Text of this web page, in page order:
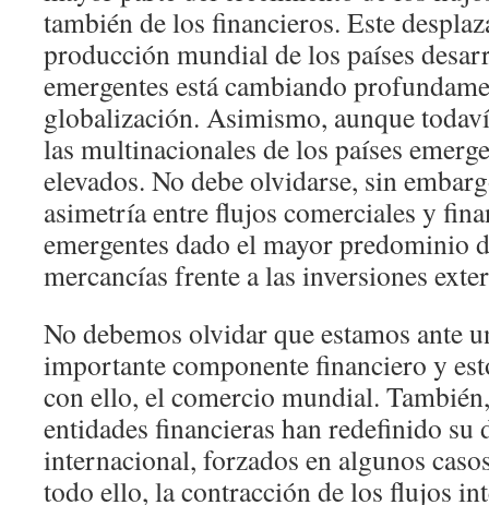
también de los financieros. Este
producción mundial de los países
emergentes está cambiando
globalización. Asimismo, aunque
las multinacionales de los países
elevados. No debe olvidarse, sin
asimetría entre flujos comerciales y
emergentes dado el mayor predominio
mercancías frente a las inversiones
No debemos olvidar que estamos ante
importante componente financiero y
con ello, el comercio mundial.
entidades financieras han redefinido su
internacional, forzados en algunos
todo ello, la contracción de los flujos